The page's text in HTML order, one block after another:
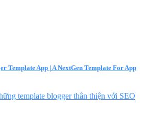
Template App | A NextGen Template For App
template blogger thân thiện với SEO